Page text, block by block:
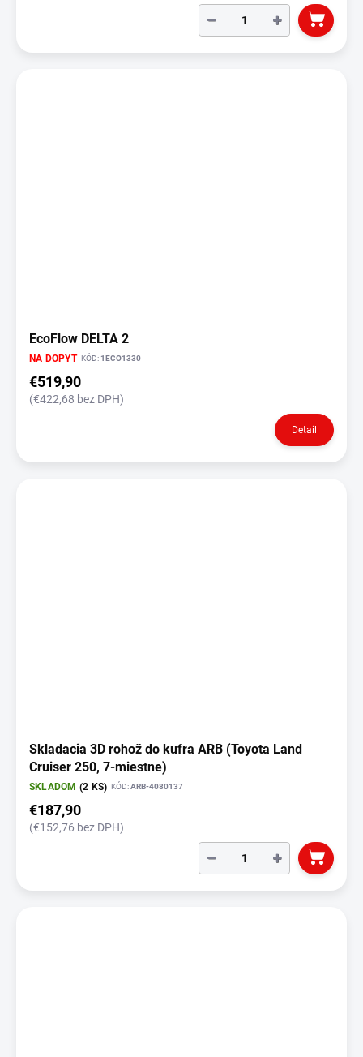
+
−
EcoFlow DELTA 2
NA DOPYT KÓD:1ECO1330
€519,90
(€422,68 bez DPH)
Detail
Skladacia 3D rohož do kufra ARB (Toyota Land
Cruiser 250, 7-miestne)
SKLADOM (2 KS) KÓD:ARB-4080137
€187,90
(€152,76 bez DPH)
+
−